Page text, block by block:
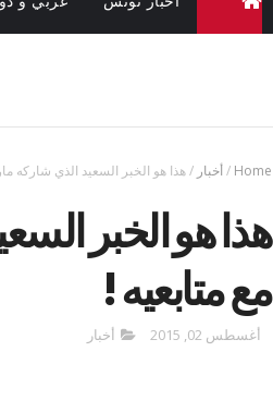
Home
/أخبار /هذا هو الخبر السعيد الذي شاركه
هذا هو الخبر
مع متابعيه !
أغسطس 02, 2015 أخبار